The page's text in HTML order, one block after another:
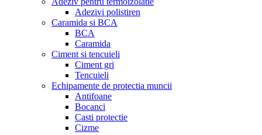
Adezivi polistiren
Caramida si BCA
BCA
Caramida
Ciment si tencuieli
Ciment gri
Tencuieli
Echipamente de protectia muncii
Antifoane
Bocanci
Casti protectie
Cizme